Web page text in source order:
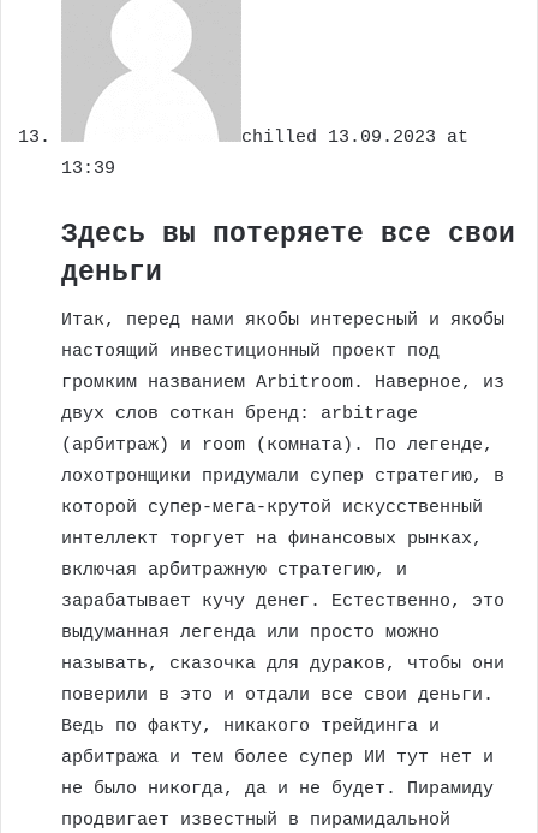
chilled 13.09.2023 at
13:39
Здесь вы потеряете все свои
деньги
Итак, перед нами якобы интересный и якобы
настоящий инвестиционный проект под
громким названием Arbitroom. Наверное, из
двух слов соткан бренд: arbitrage
(арбитраж) и room (комната). По легенде,
лохотронщики придумали супер стратегию, в
которой супер-мега-крутой искусственный
интеллект торгует на финансовых рынках,
включая арбитражную стратегию, и
зарабатывает кучу денег. Естественно, это
выдуманная легенда или просто можно
называть, сказочка для дураков, чтобы они
поверили в это и отдали все свои деньги.
Ведь по факту, никакого трейдинга и
арбитража и тем более супер ИИ тут нет и
не было никогда, да и не будет. Пирамиду
продвигает известный в пирамидальной